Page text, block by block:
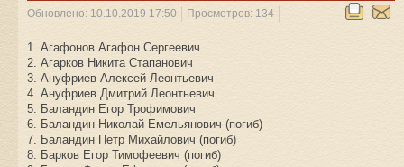
Обновлено: 10.10.2019 17:50 Просмотров: 134
1. Агафонов Агафон Сергеевич
2. Агарков Никита Стапанович
3. Ануфриев Алексей Леонтьевич
4. Ануфриев Дмитрий Леонтьевич
5. Баландин Егор Трофимович
6. Баландин Николай Емельянович (погиб)
7. Баландин Петр Михайлович (погиб)
8. Барков Егор Тимофеевич (погиб)